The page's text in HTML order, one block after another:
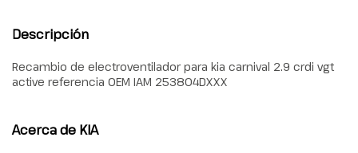
Descripción
Recambio de electroventilador para kia carnival 2.9 crdi vgt
active referencia OEM IAM 253804DXXX
Acerca de KIA